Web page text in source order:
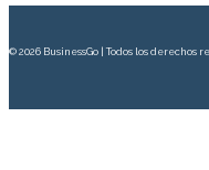
© 2026 BusinessGo | Todos los derechos